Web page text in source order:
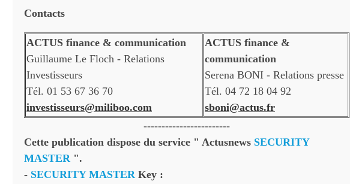
Contacts
ACTUS finance & communication
Guillaume Le Floch - Relations
Investisseurs
Tél. 01 53 67 36 70
investisseurs@miliboo.com
ACTUS finance &
communication
Serena BONI - Relations presse
Tél. 04 72 18 04 92
sboni@actus.fr
------------------------
Cette publication dispose du service " Actusnews SECURITY
MASTER".
- SECURITY MASTERKey :